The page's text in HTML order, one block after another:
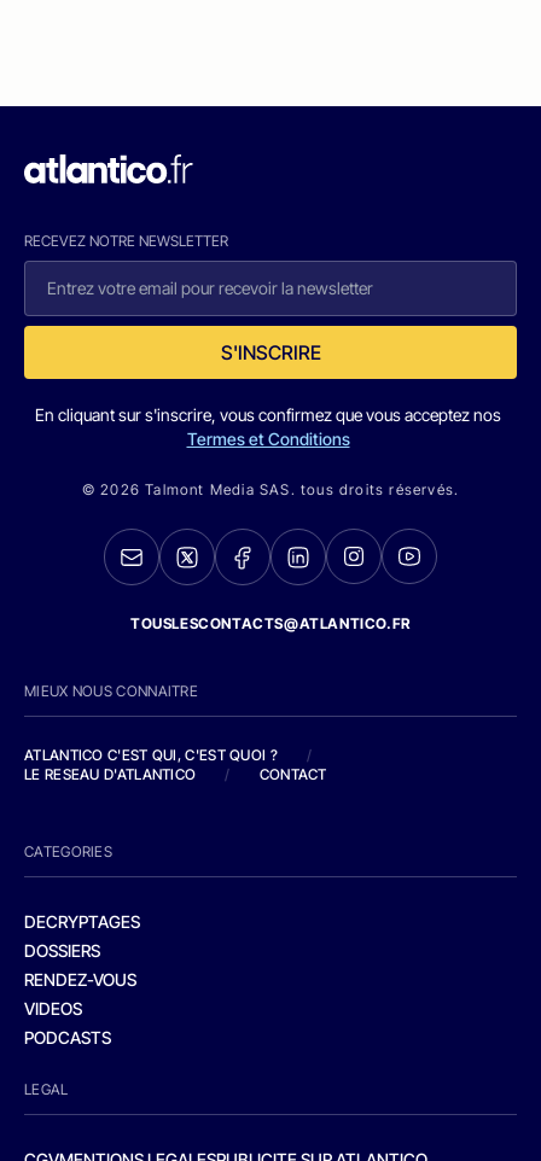
RECEVEZ NOTRE NEWSLETTER
S'INSCRIRE
En cliquant sur s'inscrire, vous confirmez que vous acceptez nos
Termes et Conditions
© 2026 Talmont Media SAS. tous droits réservés.
TOUSLESCONTACTS@ATLANTICO.FR
MIEUX NOUS CONNAITRE
ATLANTICO C'EST QUI, C'EST QUOI ?
/
LE RESEAU D'ATLANTICO
/ CONTACT
CATEGORIES
DECRYPTAGES
DOSSIERS
RENDEZ-VOUS
VIDEOS
PODCASTS
LEGAL